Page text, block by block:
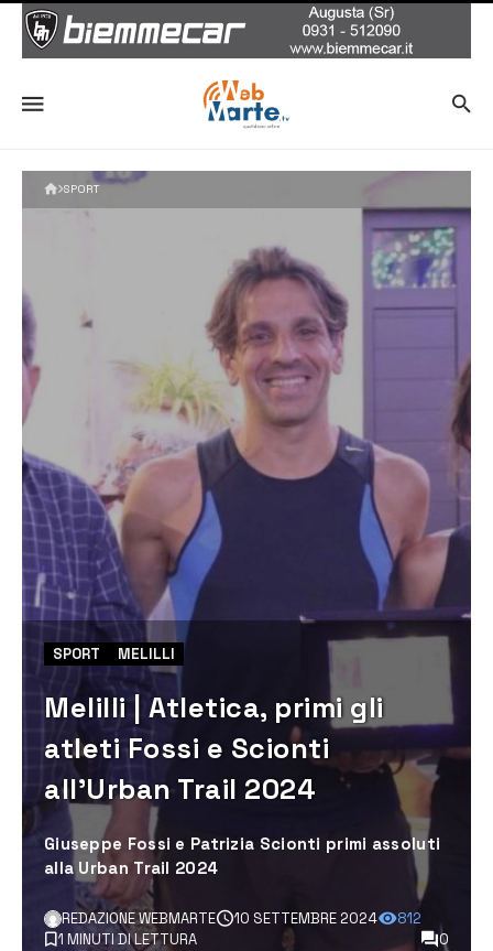
SPORT
SPORT MELILLI
Melilli | Atletica, primi gli
atleti Fossi e Scionti
all’Urban Trail 2024
Giuseppe Fossi e Patrizia Scionti primi assoluti
alla Urban Trail 2024
REDAZIONE WEBMARTE 10 SETTEMBRE 2024
812
1 MINUTI DI LETTURA
0